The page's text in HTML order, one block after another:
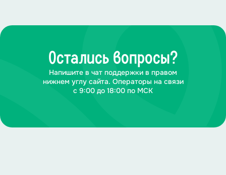
Остались вопросы?
Напишите в чат поддержки в правом
нижнем углу сайта. Операторы на связи
с 9:00 до 18:00 по МСК